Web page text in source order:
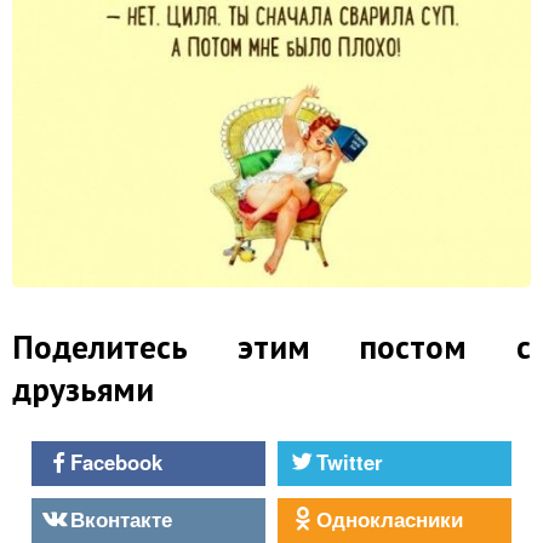
Поделитесь этим постом с
друзьями
Facebook
Twitter
Вконтакте
Однокласники